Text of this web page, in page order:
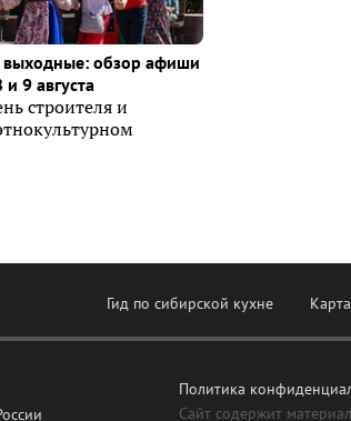
выходные: обзор афиши
9 августа
строителя и
Гид по сибирской кухне
Политика
Сайт содержит